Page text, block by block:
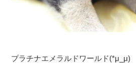
プラチナエメラルドワールド(*μ_μ)